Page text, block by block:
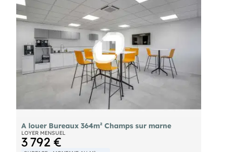
A louer Bureaux 364m² Champs sur marne
LOYER MENSUEL
3 792 €